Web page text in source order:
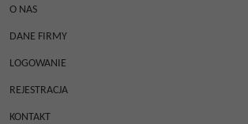
O NAS
DANE FIRMY
LOGOWANIE
REJESTRACJA
KONTAKT